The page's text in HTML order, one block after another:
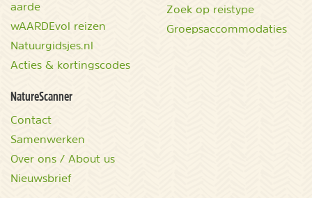
aarde
wAARDEvol reizen
Natuurgidsjes.nl
Acties & kortingscodes
Zoek op reistype
Groepsaccommodaties
NatureScanner
Contact
Samenwerken
Over ons / About us
Nieuwsbrief